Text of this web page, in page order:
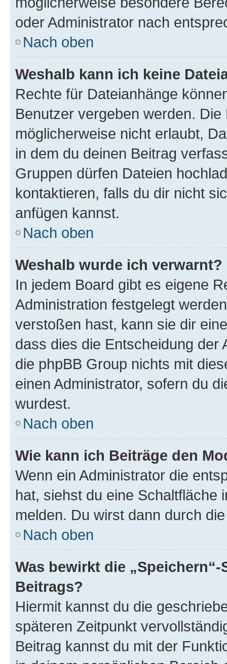
oder Administrator nach
Nach oben
Weshalb kann ich keine
Rechte für Dateianhänge
Benutzer vergeben werden.
möglicherweise nicht erlaubt,
in dem du deinen Beitrag
Gruppen dürfen Dateien
kontaktieren, falls du dir nicht
anfügen kannst.
Nach oben
Weshalb wurde ich verwarnt?
In jedem Board gibt es eigene
Administration festgelegt
verstoßen hast, kann sie dir
dass dies die Entscheidung der
die phpBB Group nichts mit
einen Administrator, sofern du
wurdest.
Nach oben
Wie kann ich Beiträge den
Wenn ein Administrator die
hat, siehst du eine Schaltfläche
melden. Du wirst dann durch
Nach oben
Was bewirkt die
Beitrags?
Hiermit kannst du die
späteren Zeitpunkt
Beitrag kannst du mit der